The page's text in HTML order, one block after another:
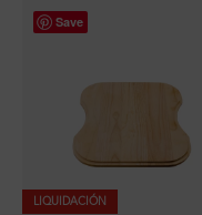
Save
LIQUIDACIÓN